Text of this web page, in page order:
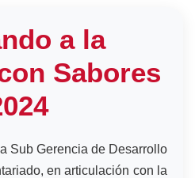
a la
Sabores
Sub Gerencia de Desarrollo
en articulación con la